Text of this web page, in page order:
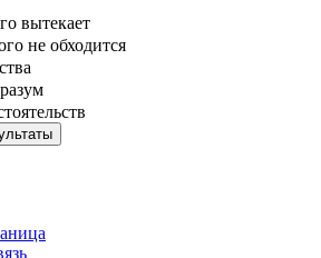
вытекает
не обходится